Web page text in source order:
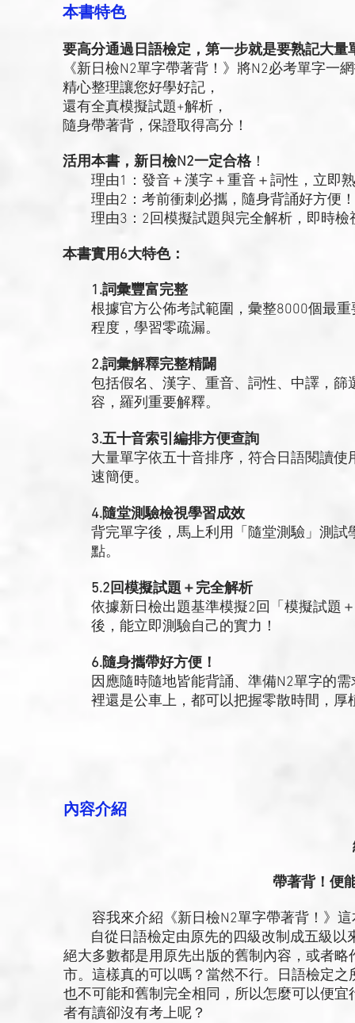
本書特色
要高分通過日語檢定，第一步就是要熟記大量
《新日檢N2單字帶著背！》將N2必考單字一
精心整理讓您好學好記，
還有全真模擬試題+解析，
隨身帶著背，保證取得高分！
活用本書，新日檢N2一定合格！
理由1：發音＋漢字＋重音＋詞性，立即
理由2：考前衝刺必攜，隨身背誦好方便！
理由3：2回模擬試題與完全解析，即時檢
本書實用6大特色：
1.詞彙豐富完整
根據官方公佈考試範圍，彙整8000個最重
程度，學習零疏漏。
2.詞彙解釋完整精闢
包括假名、漢字、重音、詞性、中譯，
容，羅列重要解釋。
3.五十音索引編排方便查詢
大量單字依五十音排序，符合日語閱讀
速簡便。
4.隨堂測驗檢視學習成效
背完單字後，馬上利用「隨堂測驗」測
點。
5.2回模擬試題＋完全解析
依據新日檢出題基準模擬2回「模擬試題
後，能立即測驗自己的實力！
6.隨身攜帶好方便！
因應隨時隨地皆能背誦、準備N2單字的
裡還是公車上，都可以把握零散時間，厚
內容介紹
帶著背！便
容我來介紹《新日檢N2單字帶著背！》這
自從日語檢定由原先的四級改制成五級以
絕大多數都是用原先出版的舊制內容，或者
市。這樣真的可以嗎？當然不行。日語檢定
也不可能和舊制完全相同，所以怎麼可以便
者有讀卻沒有考上呢？